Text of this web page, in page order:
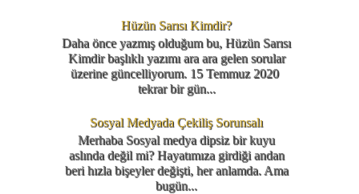
Hüzün Sarısı Kimdir?
Daha önce yazmış olduğum bu, Hüzün Sarısı
Kimdir başlıklı yazımı ara ara gelen sorular
üzerine güncelliyorum. 15 Temmuz 2020
tekrar bir gün...
Sosyal Medyada Çekiliş Sorunsalı
Merhaba Sosyal medya dipsiz bir kuyu
aslında değil mi? Hayatımıza girdiği andan
beri hızla bişeyler değişti, her anlamda. Ama
bugün...